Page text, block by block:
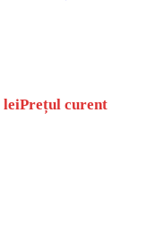
leiPrețul curent